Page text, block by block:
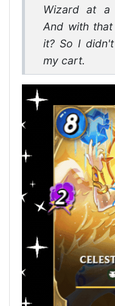
Wizard at a
And with
it? So I
my cart.